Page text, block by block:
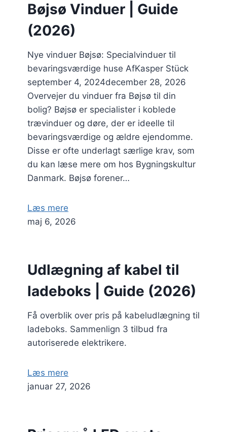
Bøjsø Vinduer | Guide
(2026)
Nye vinduer Bøjsø: Specialvinduer til
bevaringsværdige huse AfKasper Stück
september 4, 2024december 28, 2026
Overvejer du vinduer fra Bøjsø til din
bolig? Bøjsø er specialister i koblede
trævinduer og døre, der er ideelle til
bevaringsværdige og ældre ejendomme.
Disse er ofte underlagt særlige krav, som
du kan læse mere om hos Bygningskultur
Danmark. Bøjsø forener…
Læs mere
maj 6, 2026
Udlægning af kabel til
ladeboks | Guide (2026)
Få overblik over pris på kabeludlægning til
ladeboks. Sammenlign 3 tilbud fra
autoriserede elektrikere.
Læs mere
januar 27, 2026